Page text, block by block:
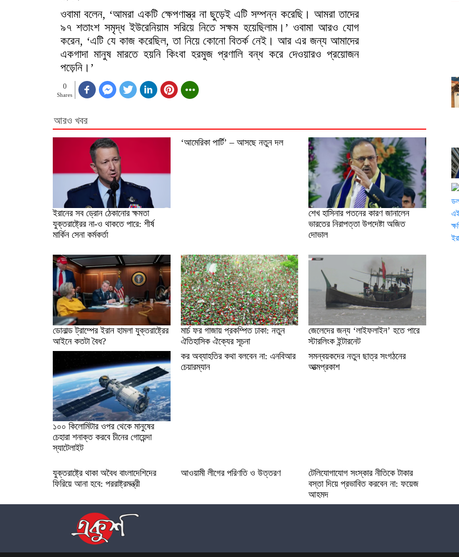
ওবামা বলেন, ‘আমরা একটি ক্ষেপণাস্ত্র না ছুড়েই এটি সম্পন্ন করেছি। আমরা তাদের
৯৭ শতাংশ সমৃদ্ধ ইউরেনিয়াম সরিয়ে নিতে সক্ষম হয়েছিলাম।’ ওবামা আরও যোগ
করেন, ‘এটি যে কাজ করেছিল, তা নিয়ে কোনো বিতর্ক নেই। আর এর জন্য আমাদের
একগাদা মানুষ মারতে হয়নি কিংবা হরমুজ প্রণালি বন্ধ করে দেওয়ারও প্রয়োজন
পড়েনি।’
0
Shares
আরও খবর
ইরানের সব ড্রোন ঠেকানোর ক্ষমতা
যুক্তরাষ্ট্রের না-ও থাকতে পারে: শীর্ষ
মার্কিন সেনা কর্মকর্তা
‘আমেরিকা পার্টি’ – আসছে নতুন দল
শেখ হাসিনার পতনের কারণ জানালেন
ভারতের নিরাপত্তা উপদেষ্টা অজিত
দোভাল
ডোনাল্ড ট্রাম্পের ইরান হামলা যুক্তরাষ্ট্রের
আইনে কতটা বৈধ?
মার্চ ফর গাজায় প্রকম্পিত ঢাকা: নতুন
ঐতিহাসিক ঐক্যের সূচনা
জেলেদের জন্য ‘লাইফলাইন’ হতে পারে
স্টারলিংক ইন্টারনেট
১০০ কিলোমিটার ওপর থেকে মানুষের
চেহারা শনাক্ত করবে চীনের গোয়েন্দা
স্যাটেলাইট
কর অব্যাহতির কথা বলবেন না: এনবিআর
চেয়ারম্যান
সমন্বয়কদের নতুন ছাত্র সংগঠনের
আত্মপ্রকাশ
যুক্তরাষ্ট্রে থাকা অবৈধ বাংলাদেশিদের
ফিরিয়ে আনা হবে: পররাষ্ট্রমন্ত্রী
আওয়ামী লীগের পরিণতি ও উত্তরণ
টেলিযোগাযোগ সংস্কার নীতিকে টাকার
বস্তা দিয়ে প্রভাবিত করবেন না: ফয়েজ
আহমদ